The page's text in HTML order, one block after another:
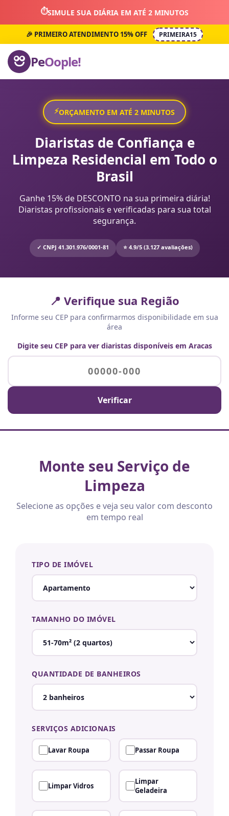
⏱️SIMULE SUA DIÁRIA EM ATÉ 2 MINUTOS
🎉 PRIMEIRO ATENDIMENTO 15% OFF PRIMEIRA15
PeOople!
⚡ORÇAMENTO EM ATÉ 2 MINUTOS
Diaristas de Confiança e
Limpeza Residencial em Todo o
Brasil
Ganhe 15% de DESCONTO na sua primeira diária!
Diaristas profissionais e verificadas para sua total
segurança.
✓ CNPJ 41.301.976/0001-81 ⭐ 4.9/5 (3.127 avaliações)
📍 Verifique sua Região
Informe seu CEP para confirmarmos disponibilidade em sua
área
Digite seu CEP para ver diaristas disponíveis em Aracas
Verificar
Monte seu Serviço de
Limpeza
Selecione as opções e veja seu valor com desconto
em tempo real
TIPO DE IMÓVEL
TAMANHO DO IMÓVEL
QUANTIDADE DE BANHEIROS
SERVIÇOS ADICIONAIS
Lavar Roupa Passar Roupa
Limpar Vidros
Limpar
Geladeira